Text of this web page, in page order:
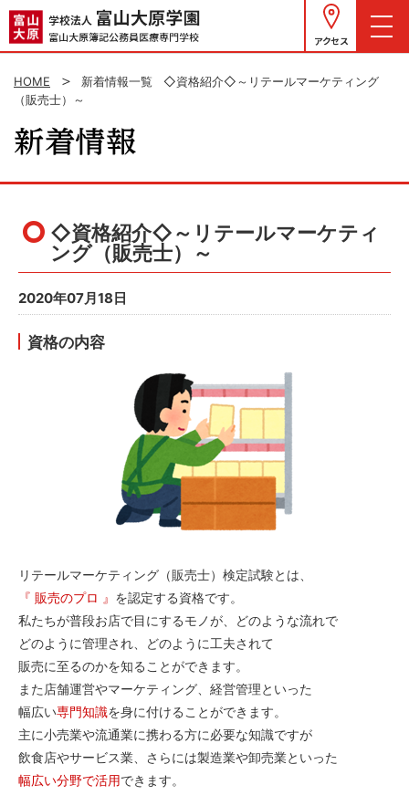
アクセス
HOME 新着情報一覧
◇資格紹介◇～リテールマーケティング
（販売士）～
◇資格紹介◇～リテールマーケティ
ング（販売士）～
2020年07月18日
資格の内容
リテールマーケティング（販売士）検定試験とは、
『 販売のプロ 』 を認定する資格です。
私たちが普段お店で目にするモノが、どのような流れで
どのように管理され、どのように工夫されて
販売に至るのかを知ることができます。
また店舗運営やマーケティング、経営管理といった
幅広い専門知識を身に付けることができます。
主に小売業や流通業に携わる方に必要な知識ですが
飲食店やサービス業、さらには製造業や卸売業といった
幅広い分野で活用できます。